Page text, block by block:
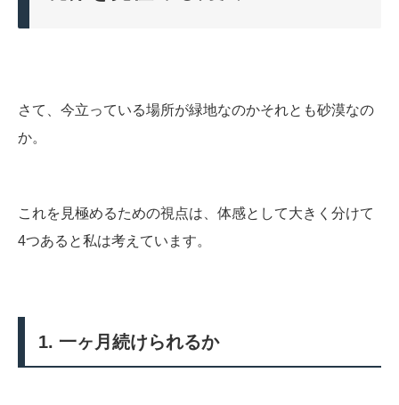
さて、今立っている場所が緑地なのかそれとも砂漠なの
か。
これを見極めるための視点は、体感として大きく分けて
4つあると私は考えています。
1. 一ヶ月続けられるか